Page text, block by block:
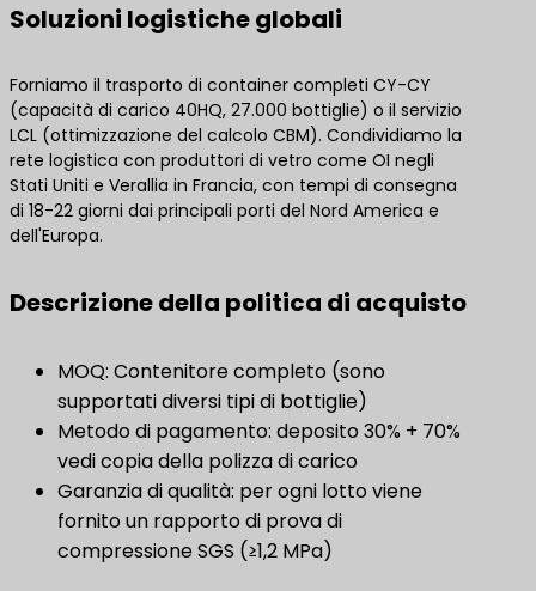
Soluzioni logistiche globali
Forniamo il trasporto di container completi CY-CY
(capacità di carico 40HQ, 27.000 bottiglie) o il servizio
LCL (ottimizzazione del calcolo CBM). Condividiamo la
rete logistica con produttori di vetro come OI negli
Stati Uniti e Verallia in Francia, con tempi di consegna
di 18-22 giorni dai principali porti del Nord America e
dell'Europa.
Descrizione della politica di acquisto
MOQ: Contenitore completo (sono
supportati diversi tipi di bottiglie)
Metodo di pagamento: deposito 30% + 70%
vedi copia della polizza di carico
Garanzia di qualità: per ogni lotto viene
fornito un rapporto di prova di
compressione SGS (≥1,2 MPa)